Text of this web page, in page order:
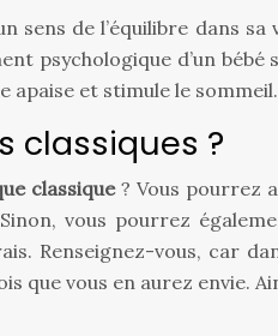
de l’équilibre dans
psychologique d’un
apaise et stimule le sommeil.
classiques ?
classique? Vous pourrez
vous pourrez
Renseignez-vous, car
que vous en aurez envie.